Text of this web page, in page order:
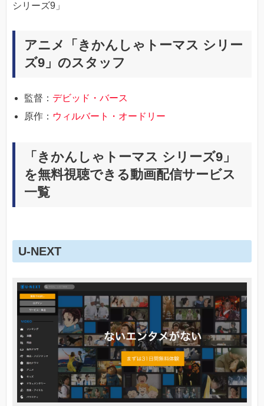
シリーズ9」
アニメ「きかんしゃトーマス シリー
ズ9」のスタッフ
監督： デビッド・バース
原作： ウィルバート・オードリー
「きかんしゃトーマス シリーズ9」
を無料視聴できる動画配信サービス
一覧
U-NEXT